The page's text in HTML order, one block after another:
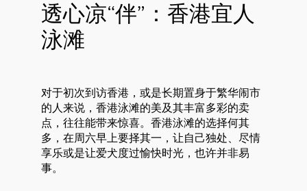
透心凉“伴”：香港宜人
泳滩
对于初次到访香港，或是长期置身于繁华闹市
的人来说，香港泳滩的美及其丰富多彩的卖
点，往往能带来惊喜。香港泳滩的选择何其
多，在周六早上要择其一，让自己独处、尽情
享乐或是让爱犬度过愉快时光，也许并非易
事。